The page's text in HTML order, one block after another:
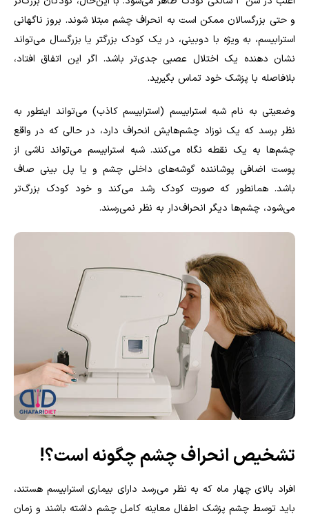
و حتی بزرگسالان ممکن است به انحراف چشم مبتلا شوند. بروز ناگهانی
استرابیسم، به ویژه با دوبینی، در یک کودک بزرگتر یا بزرگسال می‌تواند
نشان دهنده یک اختلال عصبی جدی‌تر باشد. اگر این اتفاق افتاد،
بلافاصله با پزشک خود تماس بگیرید.
وضعیتی به نام شبه استرابیسم (استرابیسم کاذب) می‌تواند اینطور به
نظر برسد که یک نوزاد چشم‌هایش انحراف دارد، در حالی که در واقع
چشم‌ها به یک نقطه نگاه می‌کنند. شبه استرابیسم می‌تواند ناشی از
پوست اضافی پوشاننده گوشه‌های داخلی چشم و یا پل بینی صاف
باشد. همانطور که صورت کودک رشد می‌کند و خود کودک بزرگ‌تر
می‌شود، چشم‌ها دیگر انحراف‌دار به نظر نمی‌رسند.
تشخیص انحراف چشم چگونه است؟!
افراد بالای چهار ماه که به نظر می‌رسد دارای بیماری استرابیسم هستند،
باید توسط چشم پزشک اطفال معاینه کامل چشم داشته باشند و زمان